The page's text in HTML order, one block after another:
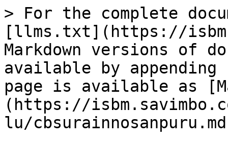
> For the complete
[llms.txt](https://
Markdown versions of
available by
page is available as
(https://
lu/